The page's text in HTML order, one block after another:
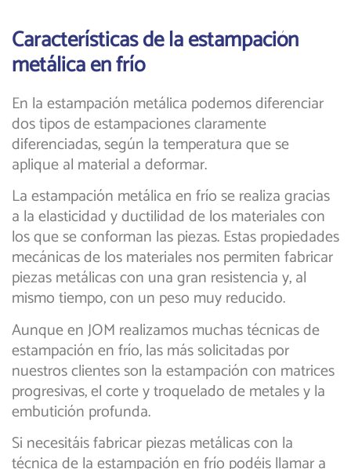
Características de la estampación
metálica en frío
En la estampación metálica podemos diferenciar
dos tipos de estampaciones claramente
diferenciadas, según la temperatura que se
aplique al material a deformar.
La estampación metálica en frío se realiza gracias
a la elasticidad y ductilidad de los materiales con
los que se conforman las piezas. Estas propiedades
mecánicas de los materiales nos permiten fabricar
piezas metálicas con una gran resistencia y, al
mismo tiempo, con un peso muy reducido.
Aunque en JOM realizamos muchas técnicas de
estampación en frío, las más solicitadas por
nuestros clientes son la estampación con matrices
progresivas, el corte y troquelado de metales y la
embutición profunda.
Si necesitáis fabricar piezas metálicas con la